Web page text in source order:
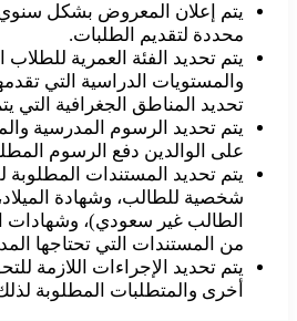
يتم إعلان المعروض بشكل
محددة لتقديم الطلبات.
يتم تحديد الفئة العمرية
والمستويات الدراسية التي
تحديد المناطق الجغرافية التي
يتم تحديد الرسوم المدرسية
على الوالدين دفع الرسوم
يتم تحديد المستندات
شخصية للطالب، وشهادة
الطالب غير سعودي)، وشهادات
من المستندات التي تحتاجها
يتم تحديد الإجراءات اللازمة
أخرى والمتطلبات المطلوبة